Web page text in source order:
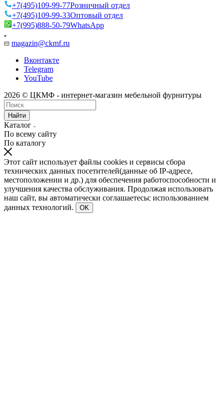
+7(495)109-99-77Розничный отдел
+7(495)109-99-33Оптовый отдел
+7(995)888-50-79WhatsApp
magazin@ckmf.ru
Вконтакте
Telegram
YouTube
2026 © ЦКМФ - интернет-магазин мебельной фурнитуры
Найти
Каталог
По всему сайту
По каталогу
Этот сайт использует файлы cookies и сервисы сбора
технических данных посетителей(данные об IP-адресе,
местоположении и др.) для обеспечения работоспособности и
улучшения качества обслуживания. Продолжая использовать
наш сайт, вы автоматически соглашаетесьс использованием
данных технологий.
OK